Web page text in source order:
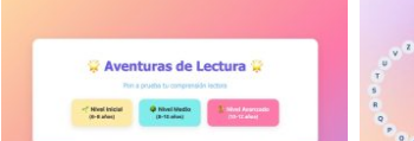
Aventuras de lectura